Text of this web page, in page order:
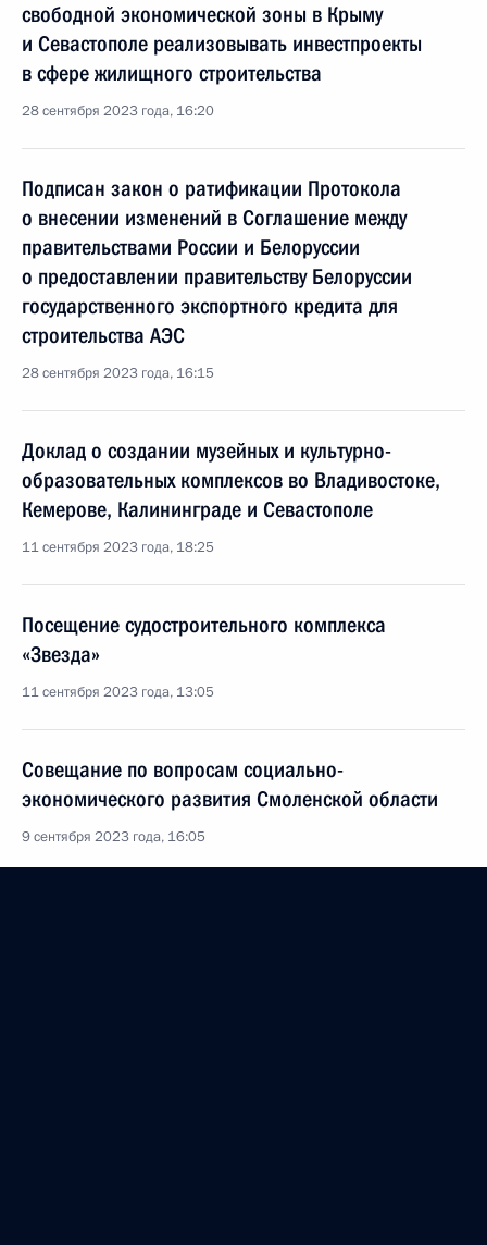
свободной экономической зоны в Крыму
и Севастополе реализовывать инвестпроекты
в сфере жилищного строительства
28 сентября 2023 года, 16:20
Подписан закон о ратификации Протокола
о внесении изменений в Соглашение между
правительствами России и Белоруссии
о предоставлении правительству Белоруссии
государственного экспортного кредита для
строительства АЭС
28 сентября 2023 года, 16:15
Доклад о создании музейных и культурно-
образовательных комплексов во Владивостоке,
Кемерове, Калининграде и Севастополе
11 сентября 2023 года, 18:25
Посещение судостроительного комплекса
«Звезда»
11 сентября 2023 года, 13:05
Совещание по вопросам социально-
экономического развития Смоленской области
9 сентября 2023 года, 16:05